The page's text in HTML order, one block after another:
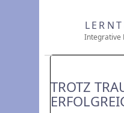
Integrative
TROTZ